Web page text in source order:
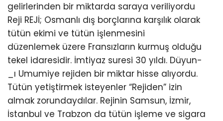
gelirlerinden bir miktarda saraya veriliyordu
Reji REJİ; Osmanlı dış borçlarına karşılık olarak
tütün ekimi ve tütün işlenmesini
düzenlemek üzere Fransızların kurmuş olduğu
tekel idaresidir. İmtiyaz suresi 30 yıldı. Düyun-
_ı Umumiye rejiden bir miktar hisse alıyordu.
Tütün yetiştirmek isteyenler “Rejiden” izin
almak zorundaydılar. Rejinin Samsun, İzmir,
İstanbul ve Trabzon da tütün işleme ve sigara